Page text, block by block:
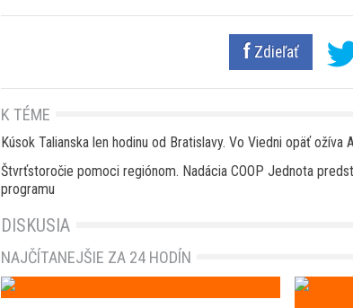
Zdieľať
K TÉME
Kúsok Talianska len hodinu od Bratislavy. Vo Viedni opäť
Štvrťstoročie pomoci regiónom. Nadácia COOP Jednota
programu
DISKUSIA
NAJČÍTANEJŠIE ZA 24 HODÍN